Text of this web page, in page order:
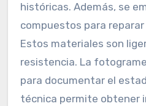
históricas. Además, se
compuestos para
Estos materiales son
resistencia. La
para documentar el
técnica permite obtener